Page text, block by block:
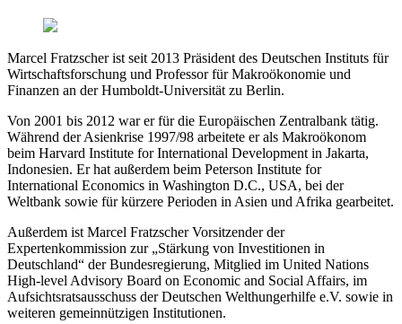
Marcel Fratzscher ist seit 2013 Präsident des Deutschen Instituts für
Wirtschaftsforschung und Professor für Makroökonomie und
Finanzen an der Humboldt-Universität zu Berlin.
Von 2001 bis 2012 war er für die Europäischen Zentralbank tätig.
Während der Asienkrise 1997/98 arbeitete er als Makroökonom
beim Harvard Institute for International Development in Jakarta,
Indonesien. Er hat außerdem beim Peterson Institute for
International Economics in Washington D.C., USA, bei der
Weltbank sowie für kürzere Perioden in Asien und Afrika gearbeitet.
Außerdem ist Marcel Fratzscher Vorsitzender der
Expertenkommission zur „Stärkung von Investitionen in
Deutschland“ der Bundesregierung, Mitglied im United Nations
High-level Advisory Board on Economic and Social Affairs, im
Aufsichtsratsausschuss der Deutschen Welthungerhilfe e.V. sowie in
weiteren gemeinnützigen Institutionen.